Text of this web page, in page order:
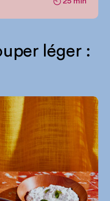
léger :